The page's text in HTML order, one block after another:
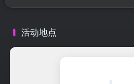
---
2024.6｜四川成都｜特雷亚大陆的故事
活动地点